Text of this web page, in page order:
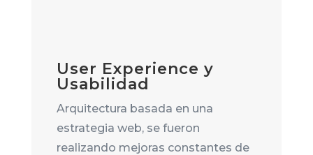
User Experience y
Usabilidad
Arquitectura basada en una
estrategia web, se fueron
realizando mejoras constantes de